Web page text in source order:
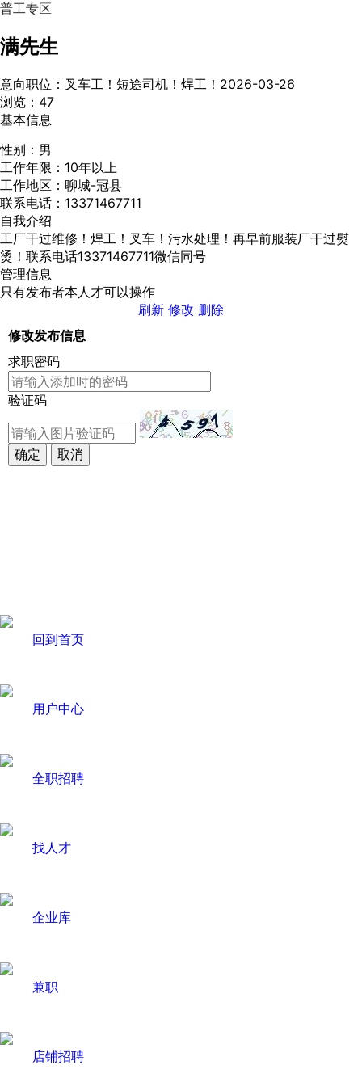
普工专区
满先生
意向职位：叉车工！短途司机！焊工！ 2026-03-26
浏览：47
基本信息
性别： 男
工作年限： 10年以上
工作地区： 聊城-冠县
联系电话： 13371467711
自我介绍
工厂干过维修！焊工！叉车！污水处理！再早前服装厂干过熨
烫！联系电话13371467711微信同号
管理信息
只有发布者本人才可以操作
刷新 修改 删除
修改发布信息
求职密码
验证码
回到首页
用户中心
全职招聘
找人才
企业库
兼职
店铺招聘